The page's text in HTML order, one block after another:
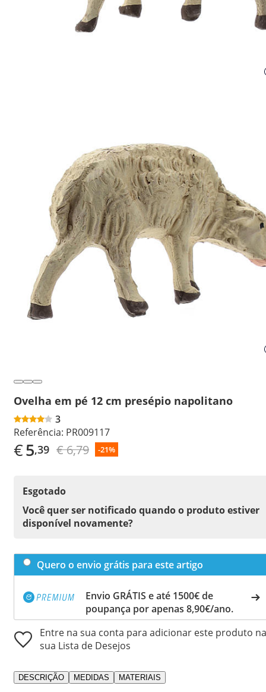
Ovelha em pé 12 cm presépio napolitano
3
Referência: PR009117
€5,39 € 6,79 -21%
Esgotado
Você quer ser notificado quando o produto estiver
disponível novamente?
Quero o envio grátis para este artigo
Envio GRÁTIS e até 1500€ de
poupança por apenas 8,90€/ano.
Entre na sua conta para adicionar este produto na
sua Lista de Desejos
DESCRIÇÃO MEDIDAS MATERIAIS